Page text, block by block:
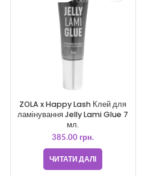
ZOLA x Happy Lash Клей для
ламінування Jelly Lami Glue 7
мл.
385.00 грн.
ЧИТАТИ ДАЛІ